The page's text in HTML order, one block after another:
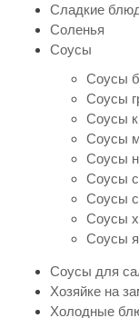
Сладкие
Соленья
Соусы
Соусы
Соусы
Соусы
Соусы
Соусы
Соусы
Соусы
Соусы
Соусы
Соусы для
Хозяйке на
Холодные